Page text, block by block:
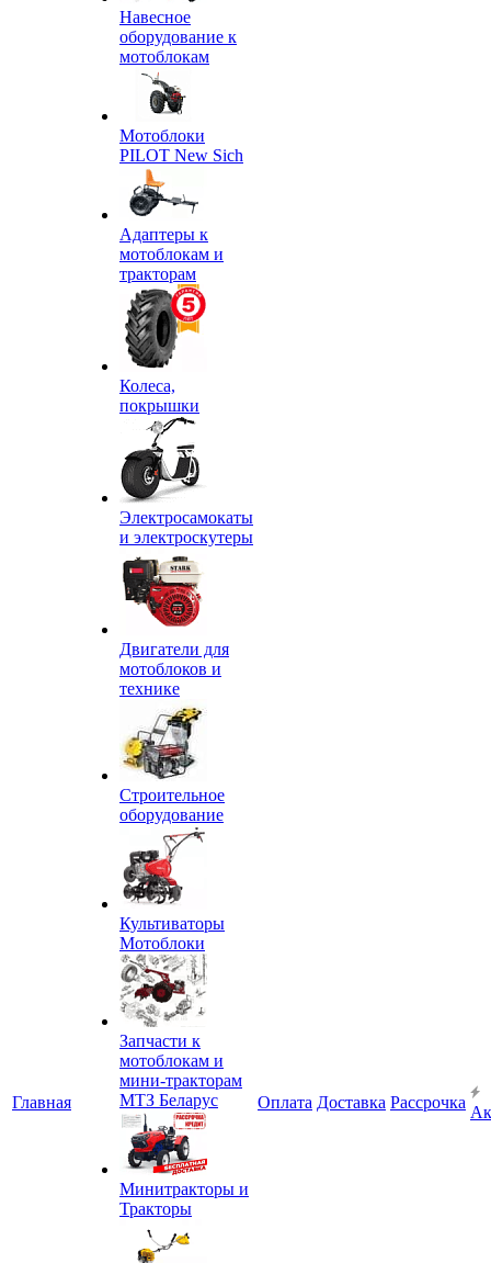
Главная
Навесное
оборудование к
мотоблокам
Мотоблоки
PILOT New Sich
Адаптеры к
мотоблокам и
тракторам
Колеса,
покрышки
Электросамокаты
и электроскутеры
Двигатели для
мотоблоков и
технике
Строительное
оборудование
Культиваторы
Мотоблоки
Запчасти к
мотоблокам и
мини-тракторам
МТЗ Беларус
Минитракторы и
Тракторы
Оплата Доставка Рассрочка